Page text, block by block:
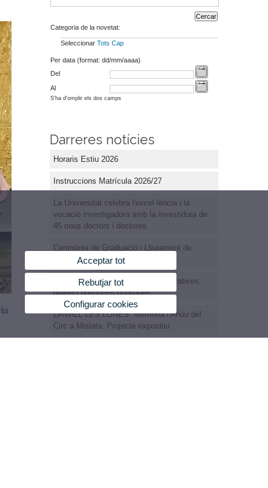
Categoria de la novetat:
Seleccionar Tots Cap
Per data (format: dd/mm/aaaa)
Del
Al
S'ha d'omplir els dos camps
Darreres notícies
Horaris Estiu 2026
Instruccions Matrícula 2026/27
La Universitat celebra l'excel·lència i la
vocació investigadora amb la investidura de
45 nous doctors i doctores
Cerimònia de Graduació i Lliurament de
Premis Extraordiinaris
Jornada Prevenció del Suïcidi: Narratives,
diàleg i polítiques públiques
DAVALL LES LONES. Memòria i Arxiu del
Circ a Mislata. Projecte expositiu
Acceptar tot
Rebutjar tot
Configurar cookies